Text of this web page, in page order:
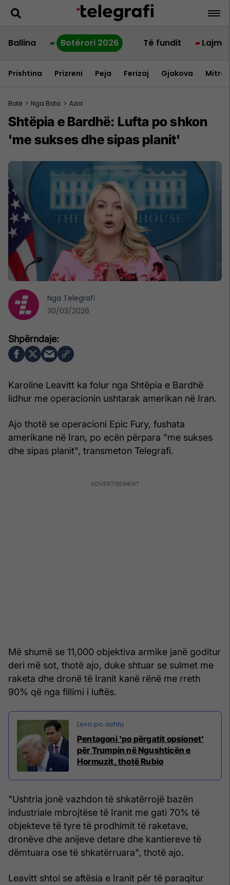
Ballina Botërori 2026 Të fundit Lajme
Prishtina Prizreni Peja Ferizaj Gjakova
Botë > Nga Bota > Azia
Shtëpia e Bardhë: Lufta po shkon
'me sukses dhe sipas planit'
Karoline Leavitt ka folur nga Shtëpia e Bardhë
lidhur me operacionin ushtarak amerikan në Iran.
Ajo thotë se operacioni Epic Fury, fushata
amerikane në Iran, po ecën përpara "me sukses
dhe sipas planit", transmeton Telegrafi.
Më shumë se 11,000 objektiva armike janë goditur
deri më sot, thotë ajo, duke shtuar se sulmet me
raketa dhe dronë të Iranit kanë rënë me rreth
90% që nga fillimi i luftës.
Pentagoni 'po përgatit opsionet'
për Trumpin në Ngushticën e
Hormuzit, thotë Rubio
"Ushtria jonë vazhdon të shkatërrojë bazën
industriale mbrojtëse të Iranit me gati 70% të
objekteve të tyre të prodhimit të raketave,
dronëve dhe anijeve detare dhe kantiereve të
dëmtuara ose të shkatërruara", thotë ajo.
Leavitt shtoi se aftësia e Iranit për të paraqitur
Nga Telegrafi
30/03/2026